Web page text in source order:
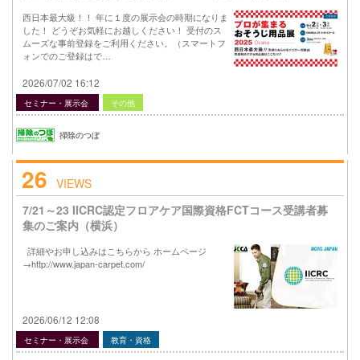
西日本最大級！！ 年に１度の展示会の時期になりま
した！ どうぞお気軽にお越しください！ 受付のス
ムーズな事前登録をご利用ください。（スマートフ
ォンでのご登録はで…
2026/07/02 16:12
セミナー・展示会 その他
掃除のつぼ
26 VIEWS
7/21～23 IICRC認定フロアケア国際資格FCTコース受講者募
集のご案内（横浜）
詳細やお申し込みはこちらから ホームページ
→http://www.japan-carpet.com/
2026/06/12 12:08
セミナー・展示会 教育・資格